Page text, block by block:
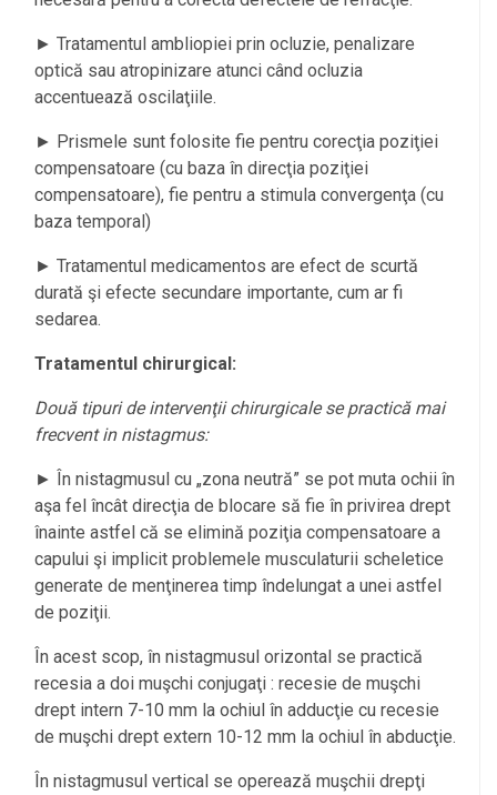
► Tratamentul ambliopiei prin ocluzie, penalizare
optică sau atropinizare atunci când ocluzia
accentuează oscilaţiile.
► Prismele sunt folosite fie pentru corecţia poziţiei
compensatoare (cu baza în direcţia poziţiei
compensatoare), fie pentru a stimula convergenţa (cu
baza temporal)
► Tratamentul medicamentos are efect de scurtă
durată şi efecte secundare importante, cum ar fi
sedarea.
Tratamentul chirurgical:
Două tipuri de intervenţii chirurgicale se practică mai
frecvent in nistagmus:
► În nistagmusul cu „zona neutră” se pot muta ochii în
aşa fel încât direcţia de blocare să fie în privirea drept
înainte astfel că se elimină poziţia compensatoare a
capului şi implicit problemele musculaturii scheletice
generate de menţinerea timp îndelungat a unei astfel
de poziţii.
În acest scop, în nistagmusul orizontal se practică
recesia a doi muşchi conjugaţi : recesie de muşchi
drept intern 7-10 mm la ochiul în adducţie cu recesie
de muşchi drept extern 10-12 mm la ochiul în abducţie.
În nistagmusul vertical se operează muşchii drepţi